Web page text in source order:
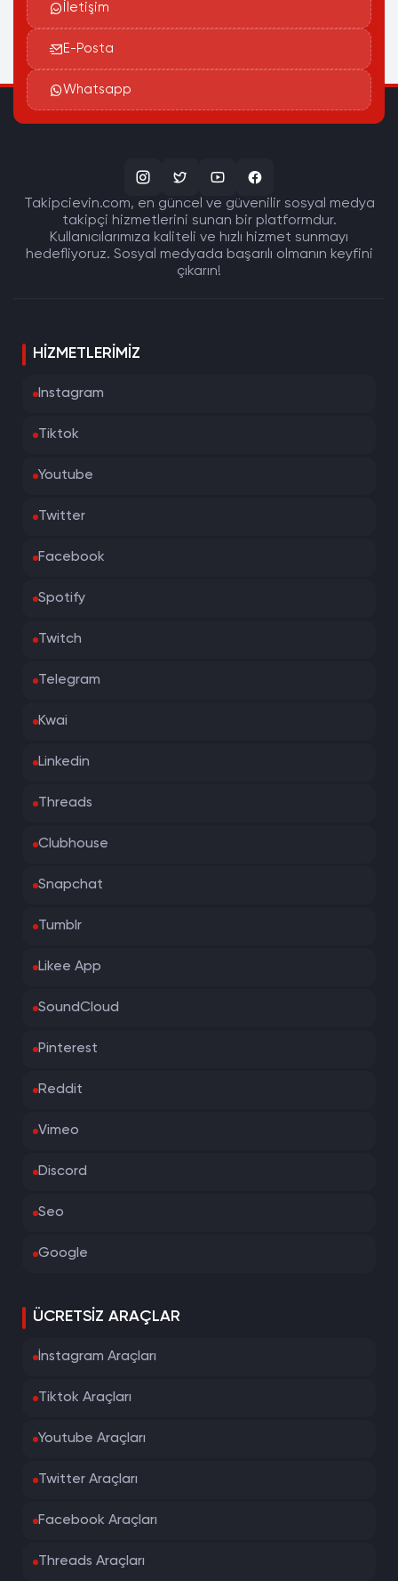
İletişim
E-Posta
Whatsapp
Takipcievin.com, en güncel ve güvenilir sosyal medya
takipçi hizmetlerini sunan bir platformdur.
Kullanıcılarımıza kaliteli ve hızlı hizmet sunmayı
hedefliyoruz. Sosyal medyada başarılı olmanın keyfini
çıkarın!
HIZMETLERIMIZ
Instagram
Tiktok
Youtube
Twitter
Facebook
Spotify
Twitch
Telegram
Kwai
Linkedin
Threads
Clubhouse
Snapchat
Tumblr
Likee App
SoundCloud
Pinterest
Reddit
Vimeo
Discord
Seo
Google
ÜCRETSIZ ARAÇLAR
İnstagram Araçları
Tiktok Araçları
Youtube Araçları
Twitter Araçları
Facebook Araçları
Threads Araçları